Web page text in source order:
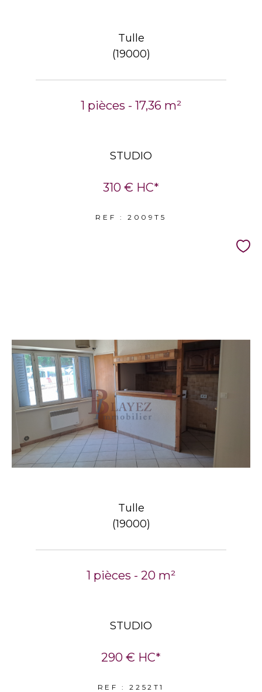
Tulle
(19000)
1 pièces - 17,36 m²
STUDIO
310 € HC*
REF : 2009T5
Tulle
(19000)
1 pièces - 20 m²
STUDIO
290 € HC*
REF : 2252T1